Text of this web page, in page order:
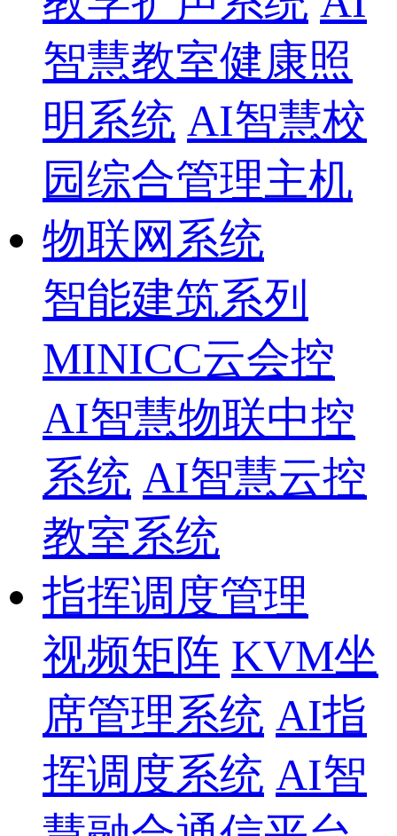
智慧教室健康照
明系统 AI智慧校
园综合管理主机
物联网系统
智能建筑系列
MINICC云会控
AI智慧物联中控
系统 AI智慧云控
教室系统
指挥调度管理
视频矩阵 KVM坐
席管理系统 AI指
挥调度系统 AI智